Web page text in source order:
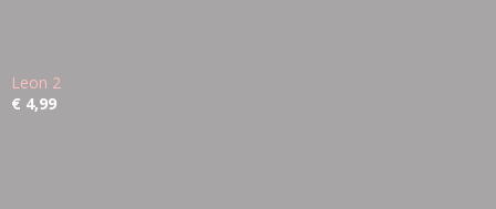
Leon 2
€ 4,99